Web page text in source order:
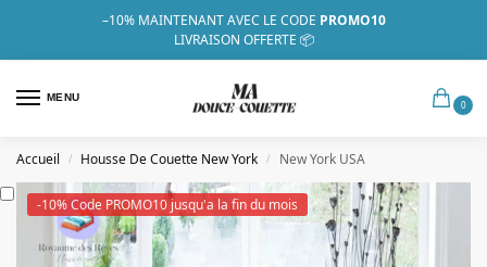
–10% MAINTENANT AVEC LE CODE PROMO10
LIVRAISON OFFERTE 📦
MENU
0
Accueil / Housse De Couette New York / New York USA
-10% Code PROMO10 jusqu'a la fin du mois